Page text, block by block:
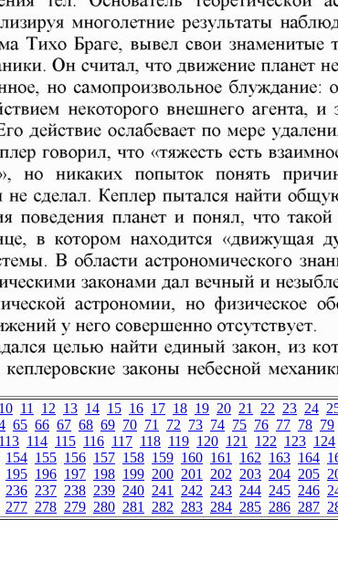
10 11 12 13 14 15 16 17 18 19 20 21 22 23 24
65 66 67 68 69 70 71 72 73 74 75 76 77 78 79
113 114 115 116 117 118 119 120 121 122 123 124
154 155 156 157 158 159 160 161 162 163 164
195 196 197 198 199 200 201 202 203 204 205
236 237 238 239 240 241 242 243 244 245 246
277 278 279 280 281 282 283 284 285 286 287